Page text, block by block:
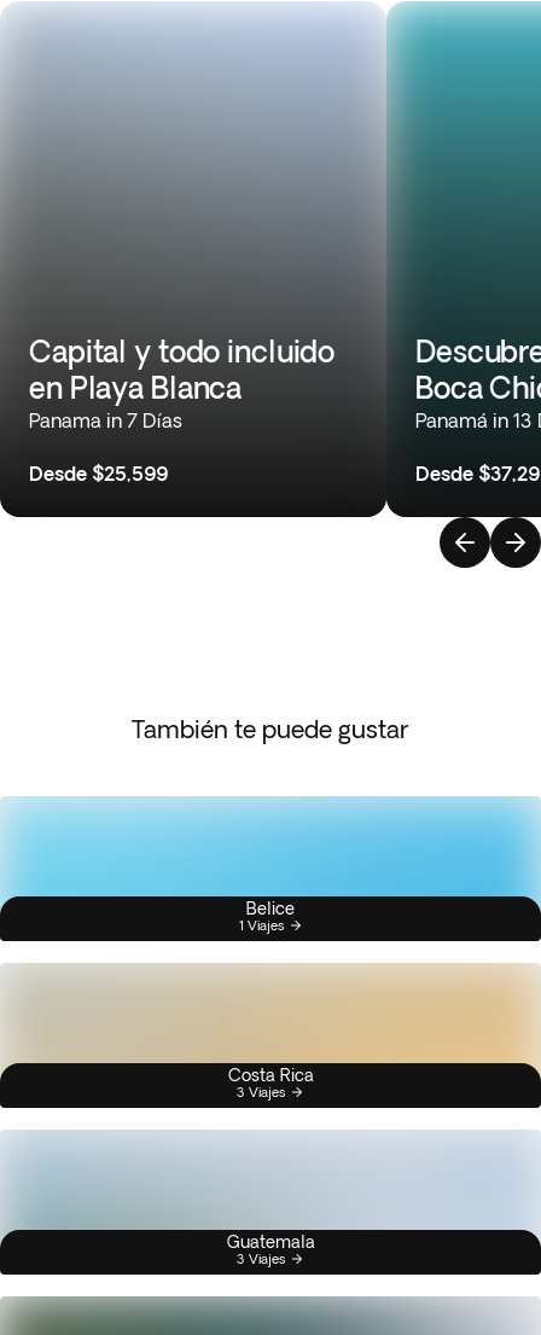
Capital y todo incluido
en Playa Blanca
Panama in 7 Días
Desde $25,599
Boca
Panamá in 13
Desde
También te puede gustar
Belice
1 Viajes
Costa Rica
3 Viajes
Guatemala
3 Viajes